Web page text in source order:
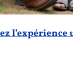
l’expérience